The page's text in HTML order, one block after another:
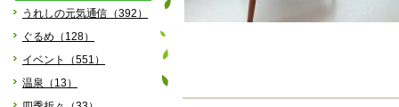
うれしの元気通信（392）
ぐるめ（128）
イベント（551）
温泉（13）